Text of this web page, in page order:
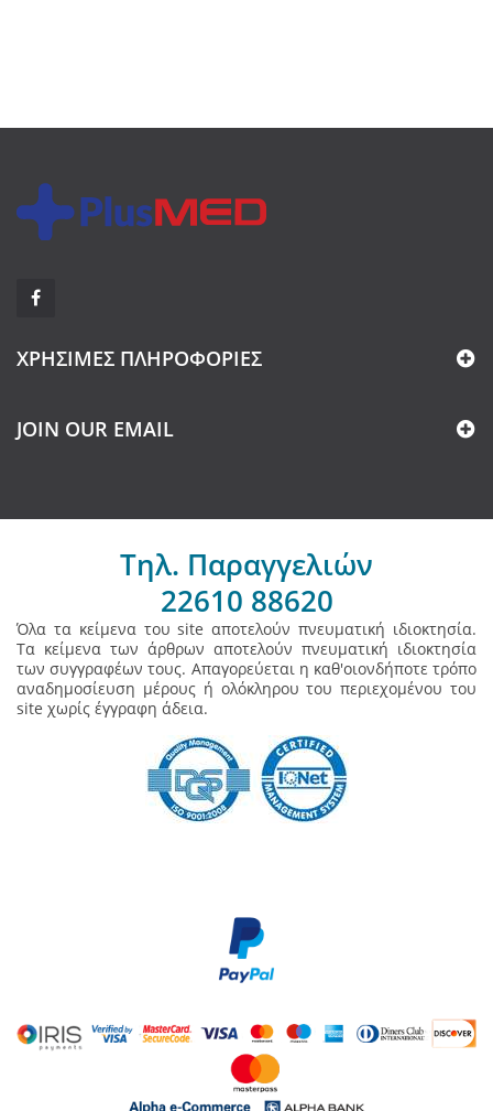
ΧΡΉΣΙΜΕΣ ΠΛΗΡΟΦΟΡΊΕΣ
JOIN OUR EMAIL
Τηλ. Παραγγελιών
22610 88620
Όλα τα κείμενα του site αποτελούν πνευματική ιδιοκτησία.
Τα κείμενα των άρθρων αποτελούν πνευματική ιδιοκτησία
των συγγραφέων τους. Απαγορεύεται η καθ'οιονδήποτε τρόπο
αναδημοσίευση μέρους ή ολόκληρου του περιεχομένου του
site χωρίς έγγραφη άδεια.